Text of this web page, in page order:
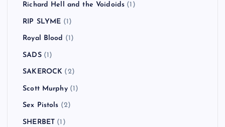
Richard Hell and the Voidoids (1)
RIP SLYME (1)
Royal Blood (1)
SADS(1)
SAKEROCK (2)
Scott Murphy(1)
Sex Pistols (2)
SHERBET (1)